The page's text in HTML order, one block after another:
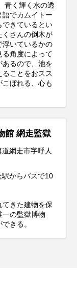
青く輝く水の透
でカムイトー
できているとい
くさんの倒木が
浮いているかの
る角度によって
るので、池を
ことをおスス
こぼれる、心も
館 網走監獄
道網走市字呼人
駅からバスで10
てきた建物を保
の監獄博物
きる。